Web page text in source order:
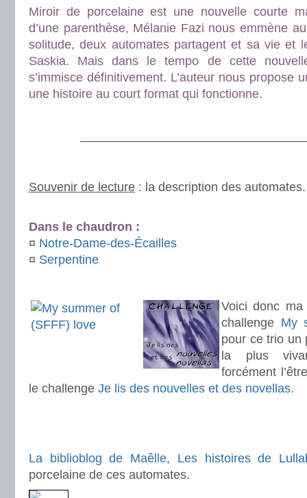
Miroir de porcelaine est une nouvelle courte
d’une parenthèse, Mélanie Fazi nous emmène
solitude, deux automates partagent et sa vie et
Saskia. Mais dans le tempo de cette
s’immisce définitivement. L’auteur nous propose
une histoire au court format qui fonctionne.
Souvenir de lecture : la description des automates.
Dans le chaudron :
¤ Notre-Dame-des-Écailles
¤ Serpentine
Voici donc
challenge My
pour ce trio un
la plus
forcément
le challenge Je lis des nouvelles et des novellas.
La biblioblog de Maêlle, Les histoires de
porcelaine de ces automates.